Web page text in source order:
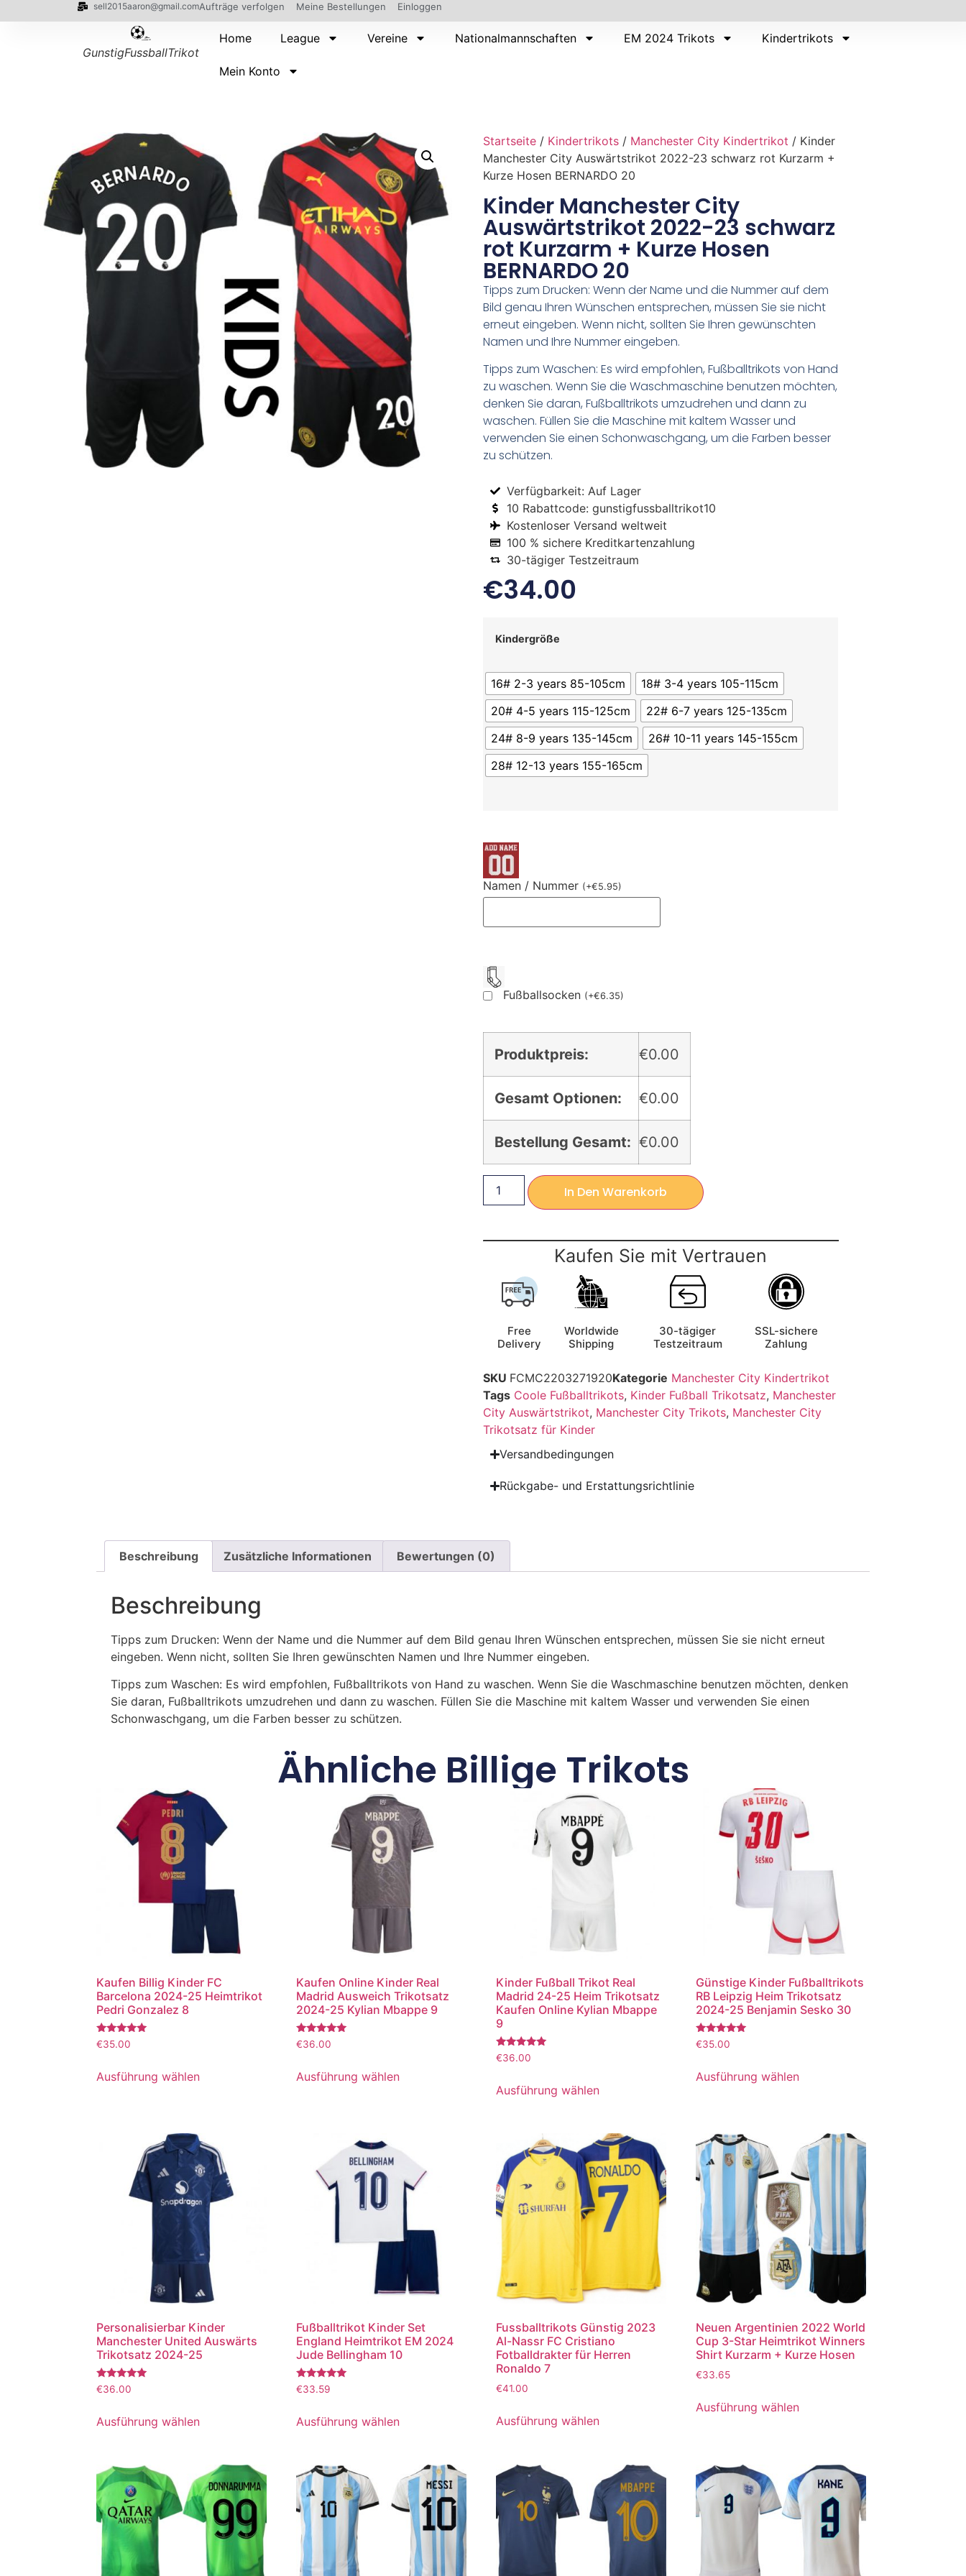
sell2015aaron@gmail.comAufträge verfolgen Meine Bestellungen Einloggen
GunstigFussballTrikot
Home League Vereine Nationalmannschaften EM 2024 Trikots Kindertrikots
Mein Konto
Startseite / Kindertrikots / Manchester City Kindertrikot / Kinder
Manchester City Auswärtstrikot 2022-23 schwarz rot Kurzarm +
Kurze Hosen BERNARDO 20
Kinder Manchester City
Auswärtstrikot 2022-23 schwarz
rot Kurzarm + Kurze Hosen
BERNARDO 20
Tipps zum Drucken: Wenn der Name und die Nummer auf dem
Bild genau Ihren Wünschen entsprechen, müssen Sie sie nicht
erneut eingeben. Wenn nicht, sollten Sie Ihren gewünschten
Namen und Ihre Nummer eingeben.
Tipps zum Waschen: Es wird empfohlen, Fußballtrikots von Hand
zu waschen. Wenn Sie die Waschmaschine benutzen möchten,
denken Sie daran, Fußballtrikots umzudrehen und dann zu
waschen. Füllen Sie die Maschine mit kaltem Wasser und
verwenden Sie einen Schonwaschgang, um die Farben besser
zu schützen.
Verfügbarkeit: Auf Lager
10 Rabattcode: gunstigfussballtrikot10
Kostenloser Versand weltweit
100 % sichere Kreditkartenzahlung
30-tägiger Testzeitraum
€34.00
Kindergröße
16# 2-3 years 85-105cm
18# 3-4 years 105-115cm
20# 4-5 years 115-125cm
22# 6-7 years 125-135cm
24# 8-9 years 135-145cm
26# 10-11 years 145-155cm
28# 12-13 years 155-165cm
Namen / Nummer (+€5.95)
Fußballsocken (+€6.35)
Produktpreis: €0.00
Gesamt Optionen: €0.00
Bestellung Gesamt: €0.00
In Den Warenkorb
Kaufen Sie mit Vertrauen
Free
Delivery
Worldwide
Shipping
30-tägiger
Testzeitraum
SSL-sichere
Zahlung
SKU FCMC2203271920Kategorie Manchester City Kindertrikot
Tags Coole Fußballtrikots, Kinder Fußball Trikotsatz, Manchester
City Auswärtstrikot, Manchester City Trikots, Manchester City
Trikotsatz für Kinder
Versandbedingungen
Rückgabe- und Erstattungsrichtlinie
Beschreibung Zusätzliche Informationen Bewertungen (0)
Beschreibung
Tipps zum Drucken: Wenn der Name und die Nummer auf dem Bild genau Ihren Wünschen entsprechen, müssen Sie sie nicht erneut
eingeben. Wenn nicht, sollten Sie Ihren gewünschten Namen und Ihre Nummer eingeben.
Tipps zum Waschen: Es wird empfohlen, Fußballtrikots von Hand zu waschen. Wenn Sie die Waschmaschine benutzen möchten, denken
Sie daran, Fußballtrikots umzudrehen und dann zu waschen. Füllen Sie die Maschine mit kaltem Wasser und verwenden Sie einen
Schonwaschgang, um die Farben besser zu schützen.
Ähnliche Billige Trikots
Kaufen Billig Kinder FC
Barcelona 2024-25 Heimtrikot
Pedri Gonzalez 8
Bewertet
mit
von 5
€35.00
Ausführung wählen
Kaufen Online Kinder Real
Madrid Ausweich Trikotsatz
2024-25 Kylian Mbappe 9
Bewertet
mit
von 5
€36.00
Ausführung wählen
Kinder Fußball Trikot Real
Madrid 24-25 Heim Trikotsatz
Kaufen Online Kylian Mbappe
9
Bewertet
mit
von 5
€36.00
Ausführung wählen
Günstige Kinder Fußballtrikots
RB Leipzig Heim Trikotsatz
2024-25 Benjamin Sesko 30
Bewertet
mit
von 5
€35.00
Ausführung wählen
Personalisierbar Kinder
Manchester United Auswärts
Trikotsatz 2024-25
Bewertet
mit
von 5
€36.00
Ausführung wählen
Fußballtrikot Kinder Set
England Heimtrikot EM 2024
Jude Bellingham 10
Bewertet
mit
von 5
€33.59
Ausführung wählen
Fussballtrikots Günstig 2023
Al-Nassr FC Cristiano
Fotballdrakter für Herren
Ronaldo 7
€41.00
Ausführung wählen
Neuen Argentinien 2022 World
Cup 3-Star Heimtrikot Winners
Shirt Kurzarm + Kurze Hosen
€33.65
Ausführung wählen